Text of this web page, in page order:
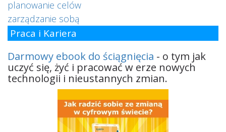
planowanie celów
zarządzanie sobą
Praca i Kariera
Darmowy ebook do ściągnięcia - o tym jak
uczyć się, żyć i pracować w erze nowych
technologii i nieustannych zmian.